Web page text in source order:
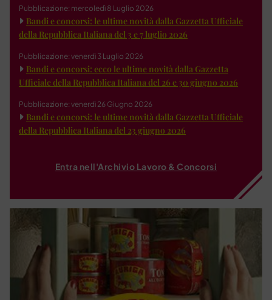
Pubblicazione: mercoledì 8 Luglio 2026
Bandi e concorsi: le ultime novità dalla Gazzetta Ufficiale
della Repubblica Italiana del 3 e 7 luglio 2026
Pubblicazione: venerdì 3 Luglio 2026
Bandi e concorsi: ecco le ultime novità dalla Gazzetta
Ufficiale della Repubblica Italiana del 26 e 30 giugno 2026
Pubblicazione: venerdì 26 Giugno 2026
Bandi e concorsi: le ultime novità dalla Gazzetta Ufficiale
della Repubblica Italiana del 23 giugno 2026
Entra nell'Archivio Lavoro & Concorsi